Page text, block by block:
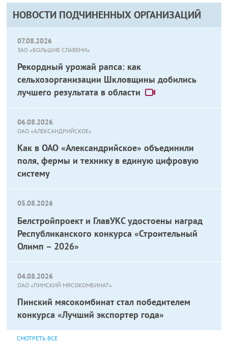
НОВОСТИ ПОДЧИНЕННЫХ ОРГАНИЗАЦИЙ
07.08.2026
ЗАО «БОЛЬШИЕ СЛАВЕНИ»
Рекордный урожай рапса: как
сельхозорганизации Шкловщины добились
лучшего результата в области
06.08.2026
ОАО «АЛЕКСАНДРИЙСКОЕ»
Как в ОАО «Александрийское» объединили
поля, фермы и технику в единую цифровую
систему
05.08.2026
Белстройпроект и ГлавУКС удостоены наград
Республиканского конкурса «Строительный
Олимп – 2026»
04.08.2026
ОАО «ПИНСКИЙ МЯСОКОМБИНАТ»
Пинский мясокомбинат стал победителем
конкурса «Лучший экспортер года»
СМОТРЕТЬ ВСЕ